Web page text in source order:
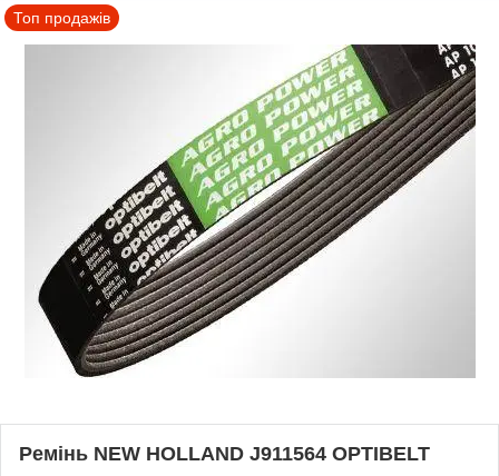
Топ продажів
Ремінь NEW HOLLAND J911564 OPTIBELT